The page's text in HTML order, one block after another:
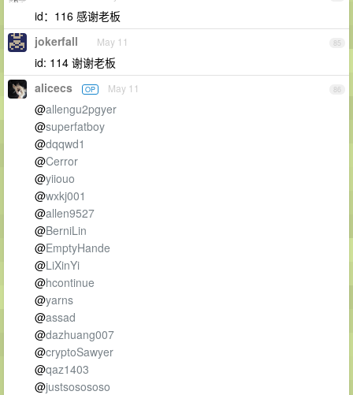
id：116 感谢老板
85
jokerfall May 11
id: 114 谢谢老板
86
alicecs OP May 11
@allengu2pgyer
@superfatboy
@dqqwd1
@Cerror
@yiiouo
@wxkj001
@allen9527
@BerniLin
@EmptyHande
@LiXinYi
@hcontinue
@yarns
@assad
@dazhuang007
@cryptoSawyer
@qaz1403
@justsosososo